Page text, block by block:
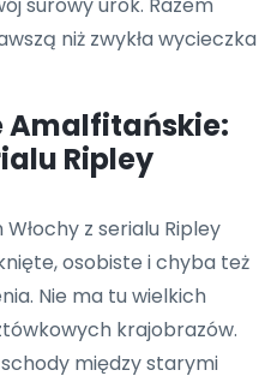
niż zwykła wycieczka
Amalfitańskie:
Ripley
z serialu Ripley
osobiste i chyba też
Nie ma tu wielkich
krajobrazów.
między starymi